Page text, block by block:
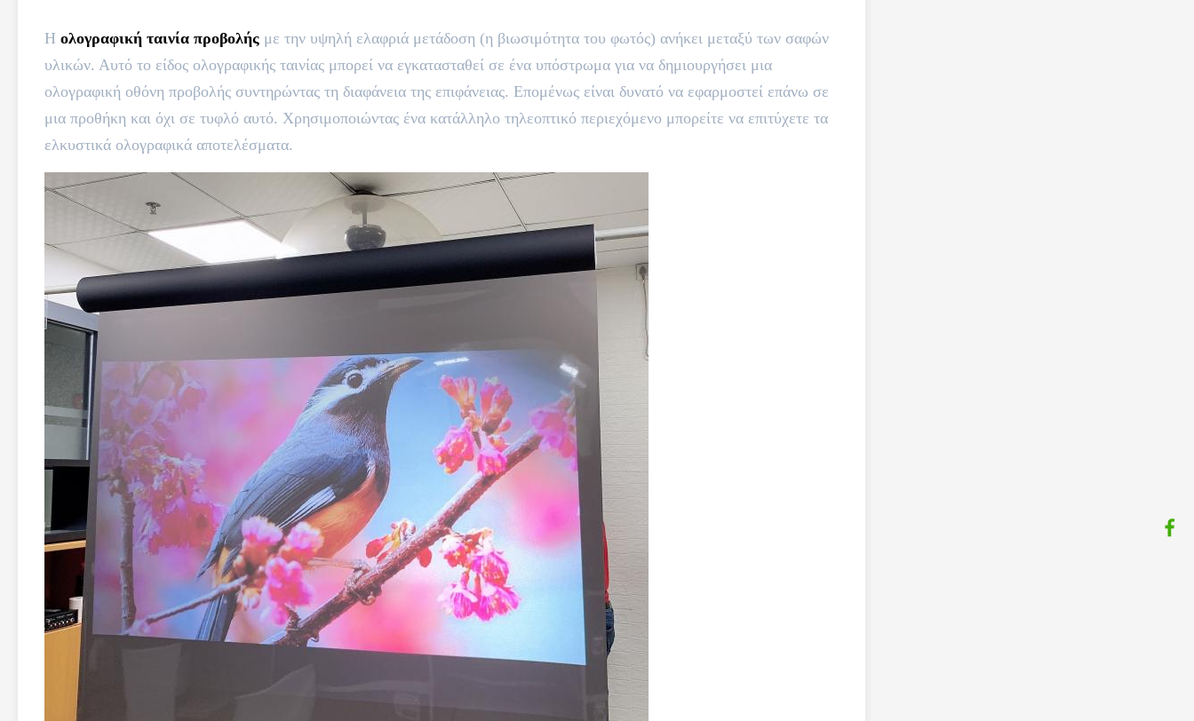
Η ολογραφική ταινία προβολής με την υψηλή ελαφριά μετάδοση (η βιωσιμότητα του φωτός) ανήκει μεταξύ των σαφών
υλικών. Αυτό το είδος ολογραφικής ταινίας μπορεί να εγκατασταθεί σε ένα υπόστρωμα για να δημιουργήσει μια
ολογραφική οθόνη προβολής συντηρώντας τη διαφάνεια της επιφάνειας. Επομένως είναι δυνατό να εφαρμοστεί επάνω σε
μια προθήκη και όχι σε τυφλό αυτό. Χρησιμοποιώντας ένα κατάλληλο τηλεοπτικό περιεχόμενο μπορείτε να επιτύχετε τα
ελκυστικά ολογραφικά αποτελέσματα.